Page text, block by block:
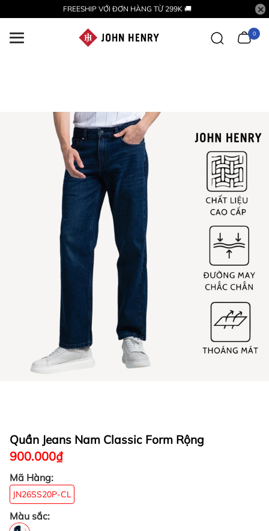
FREESHIP VỚI ĐƠN HÀNG TỪ 299K 🚚
0
Quần Jeans Nam Classic Form Rộng
900.000₫
Mã Hàng:
JN26SS20P-CL
Màu sắc: